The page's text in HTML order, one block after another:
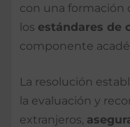
con una formación
los estándares de
componente
La resolución
la evaluación y
extranjeros,